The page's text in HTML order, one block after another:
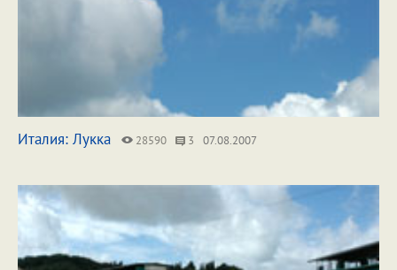
Италия: Лукка 28590 3 07.08.2007